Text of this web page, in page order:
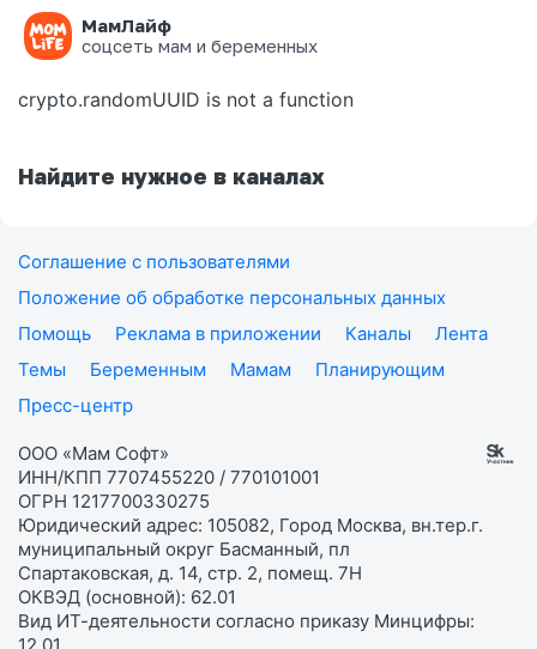
МамЛайф
соцсеть мам и беременных
Ошибка на странице
crypto.randomUUID is not a function
Найдите нужное в каналах
Соглашение с пользователями
Положение об обработке персональных данных
Помощь
Реклама в приложении Каналы
Лента
Темы
Беременным Мамам
Планирующим
Пресс-центр
ООО «Мам Софт»
ИНН/КПП 7707455220 / 770101001
ОГРН 1217700330275
Юридический адрес: 105082, Город Москва, вн.тер.г.
муниципальный округ Басманный, пл
Спартаковская, д. 14, стр. 2, помещ. 7Н
ОКВЭД (основной): 62.01
Вид ИТ-деятельности согласно приказу Минцифры: